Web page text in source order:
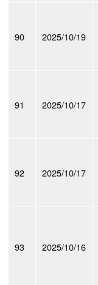
90 2025/10/19
91 2025/10/17
92 2025/10/17
93 2025/10/16